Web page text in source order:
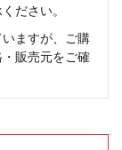
ださい。
ますが、ご購
販売元をご確